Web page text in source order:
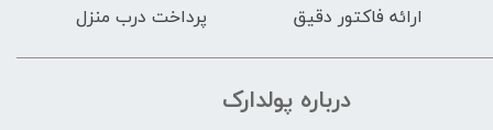
ارائه فاکتور دقیق پرداخت درب منزل
درباره پولدارک